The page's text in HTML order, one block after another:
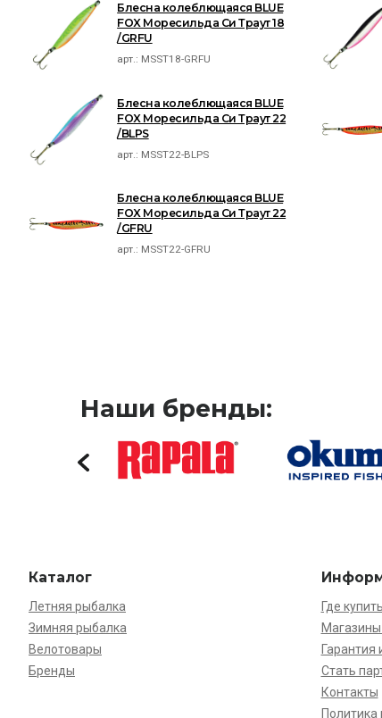
Блесна колеблющаяся BLUE
FOX Моресильда Си Траут 18
/GRFU
арт.: MSST18-GRFU
Блесна колеблющаяся BLUE
FOX Моресильда Си Траут 22
/BLPS
арт.: MSST22-BLPS
Блесна колеблющаяся BLUE
FOX Моресильда Си Траут 22
/GFRU
арт.: MSST22-GFRU
Наши бренды:
Каталог
Летняя рыбалка
Зимняя рыбалка
Велотовары
Бренды
Где купить
Гарантия
Стать
Контакты